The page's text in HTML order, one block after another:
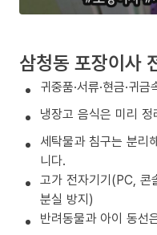
삼청동 포장이사
귀중품·서류·현금·귀
냉장고 음식은 미리
세탁물과 침구는 분리
니다.
고가 전자기기(PC, 콘
분실 방지)
반려동물과 아이 동선